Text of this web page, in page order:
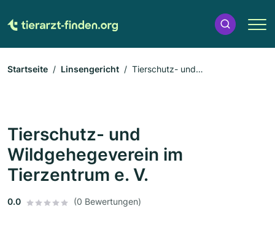
Startseite Linsengericht
Tierschutz- und
Tierschutz- und
Wildgehegeverein im
Tierzentrum e. V.
0.0 (0 Bewertungen)